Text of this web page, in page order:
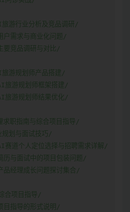
游行业分析及竞品调研/
需求与商业化问题/
竞品调研与对比/
游规划师产品搭建/
游规划师框架搭建/
游规划师结果优化/
职指南与综合项目指导/
划与面试技巧/
道个人定位选择与招聘需求详解/
与面试中的项目包装问题/
经理成长问题探讨集合/
合项目指导/
指导的形式说明/